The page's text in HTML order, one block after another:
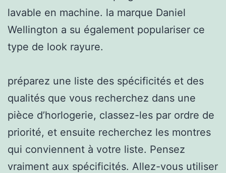
lavable en machine. la marque Daniel
Wellington a su également populariser ce
type de look rayure.
préparez une liste des spécificités et des
qualités que vous recherchez dans une
pièce d’horlogerie, classez-les par ordre de
priorité, et ensuite recherchez les montres
qui conviennent à votre liste. Pensez
vraiment aux spécificités. Allez-vous utiliser